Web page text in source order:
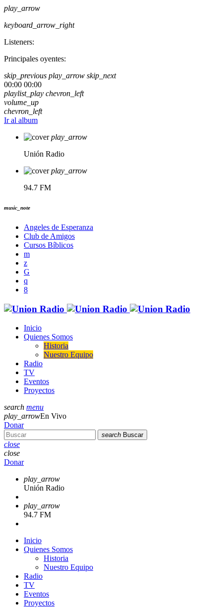
play_arrow
keyboard_arrow_right
Listeners:
Principales oyentes:
skip_previous play_arrow skip_next
00:00 00:00
playlist_play chevron_left
volume_up
chevron_left
Ir al album
play_arrow
Unión Radio
play_arrow
94.7 FM
music_note
Angeles de Esperanza
Club de Amigos
Cursos Bíblicos
Inicio
Quienes Somos
Historia
Nuestro Equipo
Radio
TV
Eventos
Proyectos
search menu
play_arrowEn Vivo
Donar
search Buscar
close
close
Donar
play_arrow
Unión Radio
play_arrow
94.7 FM
Inicio
Quienes Somos
Historia
Nuestro Equipo
Radio
TV
Eventos
Proyectos